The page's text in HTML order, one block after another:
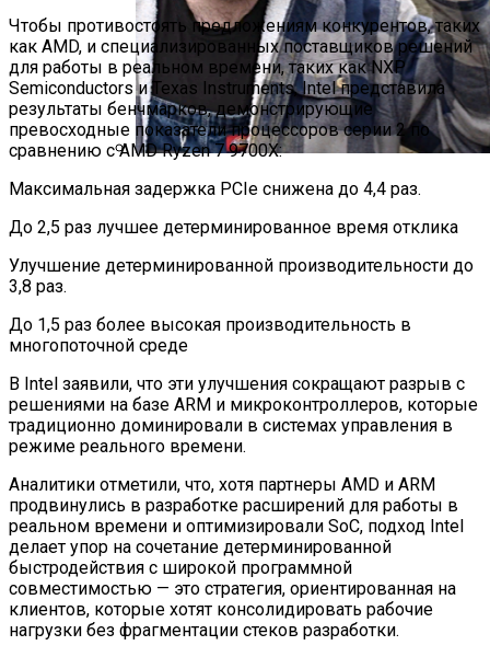
Любитель Приключенческого Туризма
Карата
Чтобы противостоять предложениям конкурентов, таких
как AMD, и специализированных поставщиков решений
для работы в реальном времени, таких как NXP
Semiconductors и Texas Instruments, Intel представила
результаты бенчмарков, демонстрирующие
превосходные показатели процессоров серии 2 по
сравнению с AMD Ryzen 7 9700X:
Максимальная задержка PCIe снижена до 4,4 раз.
До 2,5 раз лучшее детерминированное время отклика
Улучшение детерминированной производительности до
3,8 раз.
До 1,5 раз более высокая производительность в
многопоточной среде
В Intel заявили, что эти улучшения сокращают разрыв с
решениями на базе ARM и микроконтроллеров, которые
традиционно доминировали в системах управления в
режиме реального времени.
Аналитики отметили, что, хотя партнеры AMD и ARM
продвинулись в разработке расширений для работы в
реальном времени и оптимизировали SoC, подход Intel
делает упор на сочетание детерминированной
быстродействия с широкой программной
совместимостью — это стратегия, ориентированная на
клиентов, которые хотят консолидировать рабочие
нагрузки без фрагментации стеков разработки.